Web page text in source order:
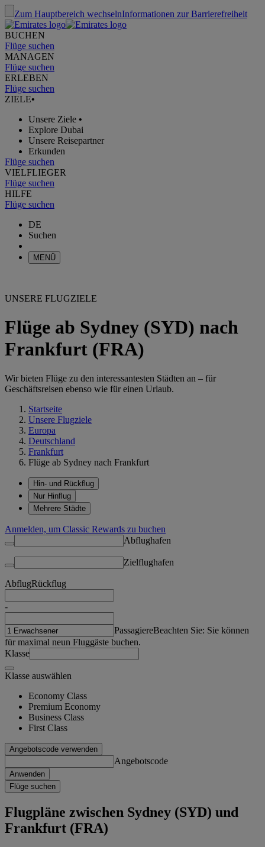
Zum Hauptbereich wechselnInformationen zur Barrierefreiheit
BUCHEN
Flüge suchen
MANAGEN
Flüge suchen
ERLEBEN
Flüge suchen
ZIELE•
Unsere Ziele •
Explore Dubai
Unsere Reisepartner
Erkunden
Flüge suchen
VIELFLIEGER
Flüge suchen
HILFE
Flüge suchen
DE
Suchen
MENÜ
UNSERE FLUGZIELE
Flüge ab Sydney (SYD) nach
Frankfurt (FRA)
Wir bieten Flüge zu den interessantesten Städten an – für
Geschäftsreisen ebenso wie für einen Urlaub.
Startseite
Unsere Flugziele
Europa
Deutschland
Frankfurt
Flüge ab Sydney nach Frankfurt
Hin- und Rückflug
Nur Hinflug
Mehrere Städte
Anmelden, um Classic Rewards zu buchen
Abflughafen
Zielflughafen
AbflugRückflug
-
PassagiereBeachten Sie: Sie können
für maximal neun Fluggäste buchen.
Klasse
Klasse auswählen
Economy Class
Premium Economy
Business Class
First Class
Angebotscode verwenden
Angebotscode
Anwenden
Flüge suchen
Flugpläne zwischen Sydney (SYD) und
Frankfurt (FRA)